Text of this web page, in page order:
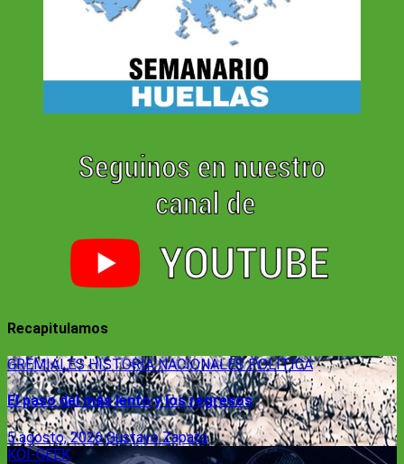
Recapitulamos
GREMIALESHISTORIANACIONALESPOLÍTICA
El paso del más lento y los regresos
5 agosto, 2026Gustavo Zapata
KOI-GEEK